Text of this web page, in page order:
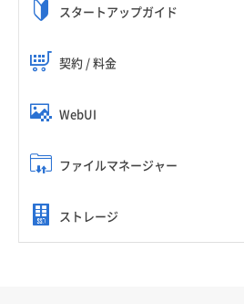
スタートアップガイド
契約 / 料金
WebUI
ファイルマネージャー
ストレージ